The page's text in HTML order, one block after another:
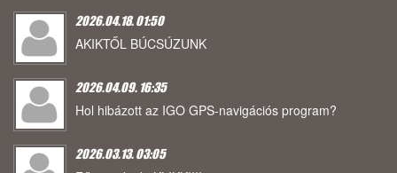
2026.04.18. 01:50
AKIKTŐL BÚCSÚZUNK
2026.04.09. 16:35
Hol hibázott az IGO GPS-navigációs program?
2026.03.13. 03:05